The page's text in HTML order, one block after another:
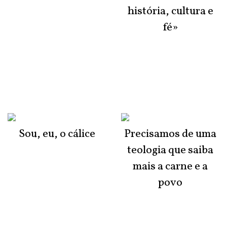
Sou, eu, o cálice
história, cultura e
fé»
Precisamos de uma
teologia que saiba
mais a carne e a
povo